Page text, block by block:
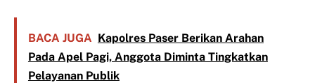
BACA JUGA Kapolres Paser Berikan Arahan
Pada Apel Pagi, Anggota Diminta Tingkatkan
Pelayanan Publik